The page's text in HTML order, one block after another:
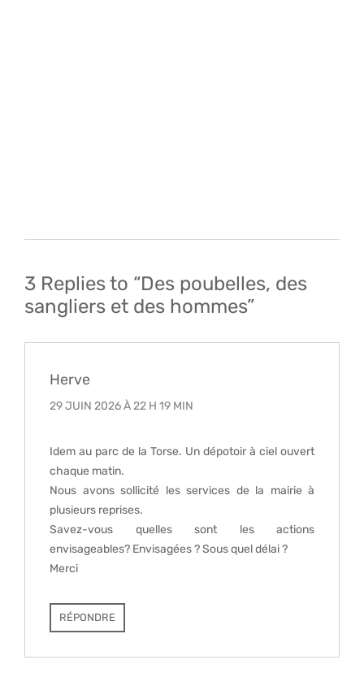
3 Replies to “Des poubelles, des
sangliers et des hommes”
Herve
29 JUIN 2026 À 22 H 19 MIN
Idem au parc de la Torse. Un dépotoir à ciel ouvert
chaque matin.
Nous avons sollicité les services de la mairie à
plusieurs reprises.
Savez-vous quelles sont les actions
envisageables? Envisagées ? Sous quel délai ?
Merci
RÉPONDRE